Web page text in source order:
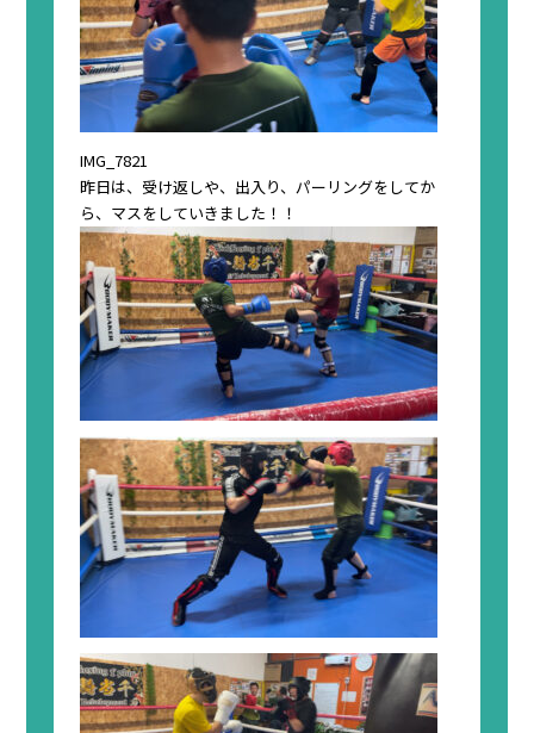
IMG_7821
昨日は、受け返しや、出入り、パーリングをしてか
ら、マスをしていきました！！